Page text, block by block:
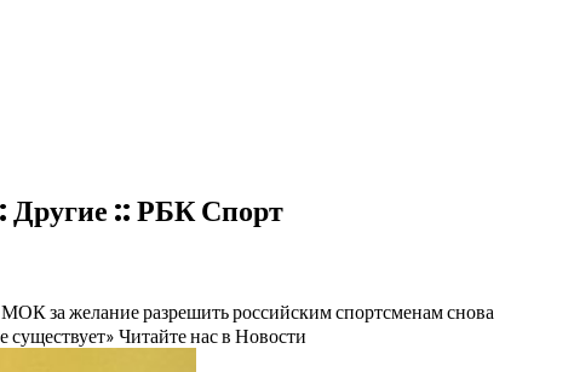
Другие :: РБК Спорт
за желание разрешить российским спортсменам снова
существует» Читайте нас в Новости